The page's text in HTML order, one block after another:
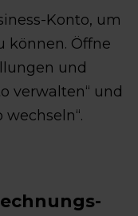
Konto, um
können. Öffne
und
verwalten“ und